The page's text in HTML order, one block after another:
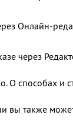
Онлайн-
через
О способах и
также